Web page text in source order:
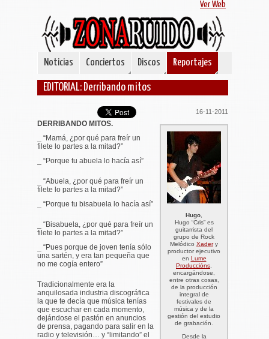
Ver Web
Noticias Conciertos Discos Reportajes
EDITORIAL: Derribando mitos
16-11-2011
Hugo
Hugo “Cris” es
guitarrista del
grupo de Rock
Melódico Xadery
productor ejecutivo
en Lume
Produccións
encargándose,
entre otras cosas,
de la producción
integral de
festivales de
música y de la
gestión del estudio
de grabación.
Desde la
DERRIBANDO MITOS.
_ “Mamá, ¿por qué para freír un
filete lo partes a la mitad?”
_ “Porque tu abuela lo hacía así”
_ “Abuela, ¿por qué para freír un
filete lo partes a la mitad?”
_ “Porque tu bisabuela lo hacía así”
_ “Bisabuela, ¿por qué para freír un
filete lo partes a la mitad?”
_ “Pues porque de joven tenía sólo
una sartén, y era tan pequeña que
no me cogía entero”
Tradicionalmente era la
anquilosada industria discográfica
la que te decía que música tenías
que escuchar en cada momento,
dejándose el pastón en anuncios
de prensa, pagando para salir en la
radio y televisión… y “limitando” el